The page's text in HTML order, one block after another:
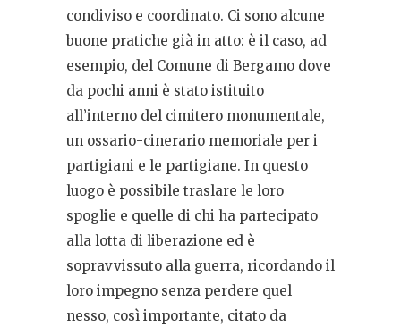
condiviso e coordinato. Ci sono alcune
buone pratiche già in atto: è il caso, ad
esempio, del Comune di Bergamo dove
da pochi anni è stato istituito
all’interno del cimitero monumentale,
un ossario-cinerario memoriale per i
partigiani e le partigiane. In questo
luogo è possibile traslare le loro
spoglie e quelle di chi ha partecipato
alla lotta di liberazione ed è
sopravvissuto alla guerra, ricordando il
loro impegno senza perdere quel
nesso, così importante, citato da